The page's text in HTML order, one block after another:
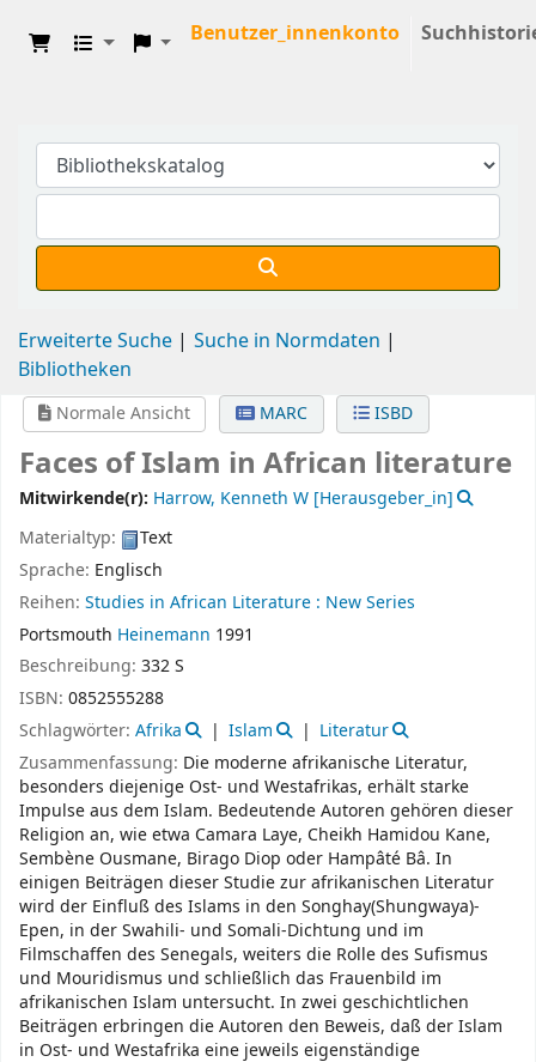
Benutzer_innenkonto
Erweiterte Suche
Suche in Normdaten
Bibliotheken
Normale Ansicht MARC ISBD
Faces of Islam in African literature
Mitwirkende(r): Harrow, Kenneth W [Herausgeber_in]
Materialtyp:
Text
Sprache: Englisch
Reihen: Studies in African Literature : New Series
Portsmouth Heinemann 1991
Beschreibung: 332 S
ISBN: 0852555288
Schlagwörter: Afrika Islam
Literatur
Zusammenfassung: Die moderne afrikanische Literatur,
besonders diejenige Ost- und Westafrikas, erhält starke
Impulse aus dem Islam. Bedeutende Autoren gehören dieser
Religion an, wie etwa Camara Laye, Cheikh Hamidou Kane,
Sembène Ousmane, Birago Diop oder Hampâté Bâ. In
einigen Beiträgen dieser Studie zur afrikanischen Literatur
wird der Einfluß des Islams in den Songhay(Shungwaya)-
Epen, in der Swahili- und Somali-Dichtung und im
Filmschaffen des Senegals, weiters die Rolle des Sufismus
und Mouridismus und schließlich das Frauenbild im
afrikanischen Islam untersucht. In zwei geschichtlichen
Beiträgen erbringen die Autoren den Beweis, daß der Islam
in Ost- und Westafrika eine jeweils eigenständige